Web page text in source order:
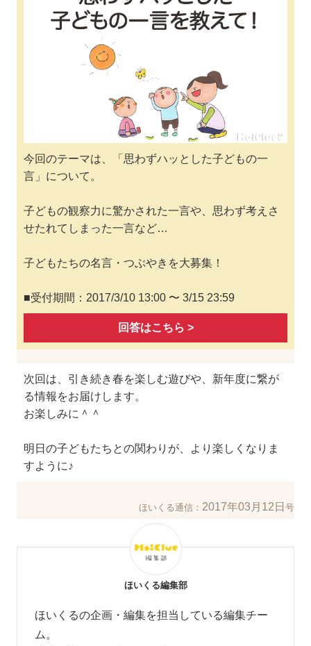
今回のテーマは、「思わずハッとした子どもの一
言」について。
子どもの観察力に驚かされた一言や、思わず考えさ
せたれてしまった一言など…
子どもたちの名言・つぶやきを大募集！
■受付期間：2017/3/10 13:00 〜 3/15 23:59
回答はこちら >
次回は、引き続き春を楽しむ遊びや、新年度に繋が
る情報をお届けします。
お楽しみに＾＾
明日の子どもたちとの関わりが、より楽しくなりま
すように♪
ほいくる通信： 2017年03月12日 号
ほいくる編集部
ほいくるの企画・編集を担当している編集チー
ム。